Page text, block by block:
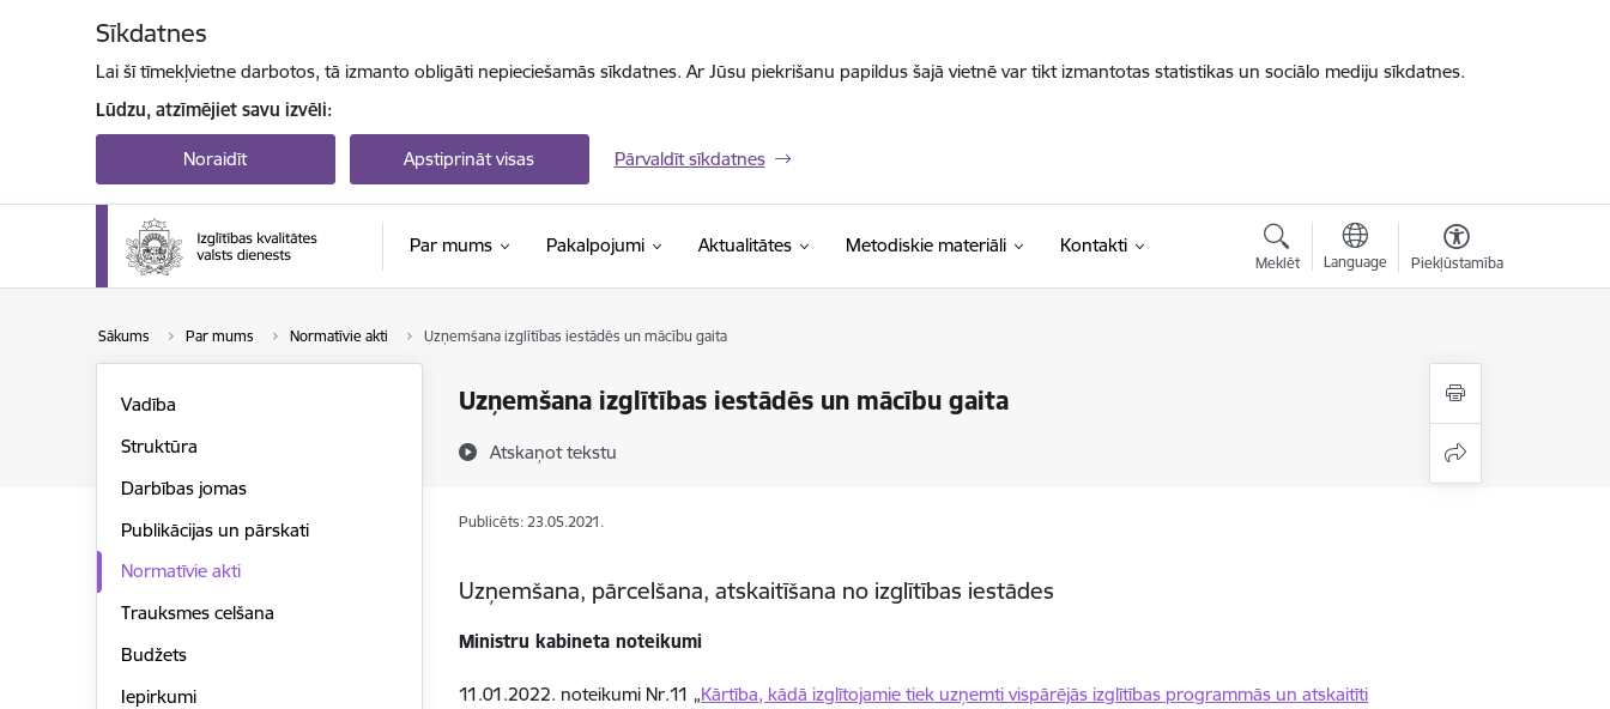
Sīkdatnes
Lai šī tīmekļvietne darbotos, tā izmanto obligāti nepieciešamās sīkdatnes. Ar Jūsu piekrišanu papildus šajā vietnē var tikt izmantotas statistikas un sociālo mediju sīkdatnes.
Lūdzu, atzīmējiet savu izvēli:
Noraidīt Apstiprināt visas Pārvaldīt sīkdatnes
Par mums Pakalpojumi Aktualitātes Metodiskie materiāli Kontakti
Meklēt Language Piekļūstamība
Sākums Par mums Normatīvie akti Uzņemšana izglītības iestādēs un mācību gaita
Uzņemšana izglītības iestādēs un mācību gaita
Atskaņot tekstu
Vadība
Struktūra
Darbības jomas
Publikācijas un pārskati
Normatīvie akti
Trauksmes celšana
Budžets
Iepirkumi
Publicēts: 23.05.2021.
Uzņemšana, pārcelšana, atskaitīšana no izglītības iestādes
Ministru kabineta noteikumi
11.01.2022. noteikumi Nr.11 „Kārtība, kādā izglītojamie tiek uzņemti vispārējās izglītības programmās un atskaitīti